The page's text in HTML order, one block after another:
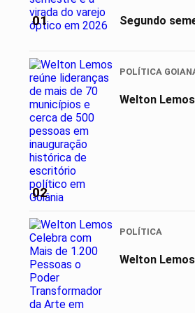
01 Segundo
02
POLÍTICA
Welton
POLÍTICA
Welton